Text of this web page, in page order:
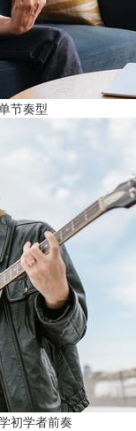
节奏型
初学者前奏